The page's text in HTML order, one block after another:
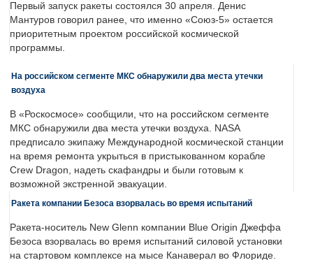
Первый запуск ракеты состоялся 30 апреля. Денис
Мантуров говорил ранее, что именно «Союз-5» остается
приоритетным проектом российской космической
программы.
На российском сегменте МКС обнаружили два места утечки
воздуха
В «Роскосмосе» сообщили, что на российском сегменте
МКС обнаружили два места утечки воздуха. NASA
предписало экипажу Международной космической станции
на время ремонта укрыться в пристыкованном корабле
Crew Dragon, надеть скафандры и были готовым к
возможной экстренной эвакуации.
Ракета компании Безоса взорвалась во время испытаний
Ракета-носитель New Glenn компании Blue Origin Джеффа
Безоса взорвалась во время испытаний силовой установки
на стартовом комплексе на мысе Канаверал во Флориде.